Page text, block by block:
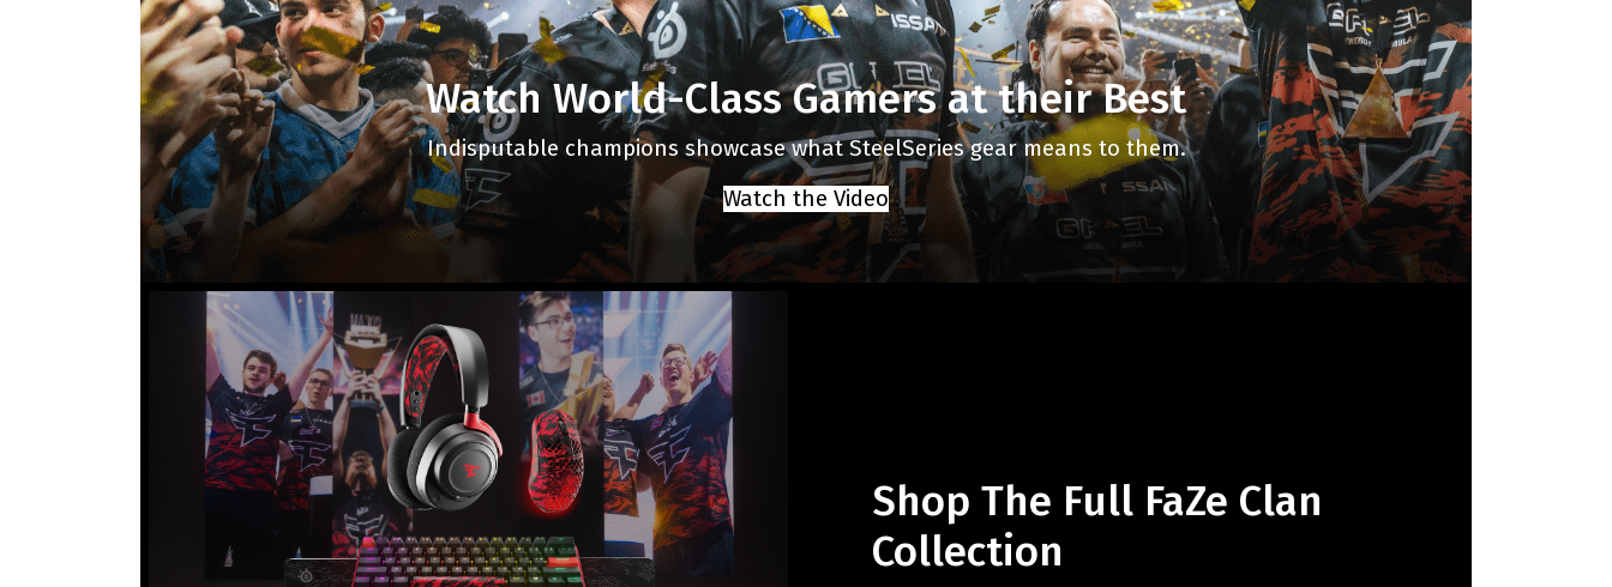
Watch World-Class Gamers at their Best
Indisputable champions showcase what SteelSeries gear means to them.
Watch the Video
Shop The Full FaZe Clan
Collection